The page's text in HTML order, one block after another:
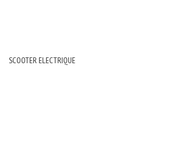
SCOOTER ELECTRIQUE